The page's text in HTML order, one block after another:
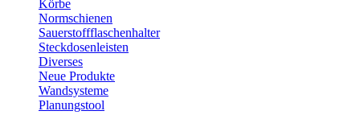
Körbe
Normschienen
Sauerstoffflaschenhalter
Steckdosenleisten
Diverses
Neue Produkte
Wandsysteme
Planungstool